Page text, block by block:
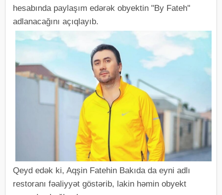
hesabında paylaşım edərək obyektin "By Fateh"
adlanacağını açıqlayıb.
Qeyd edək ki, Aqşin Fatehin Bakıda da eyni adlı
restoranı fəaliyyət göstərib, lakin həmin obyekt